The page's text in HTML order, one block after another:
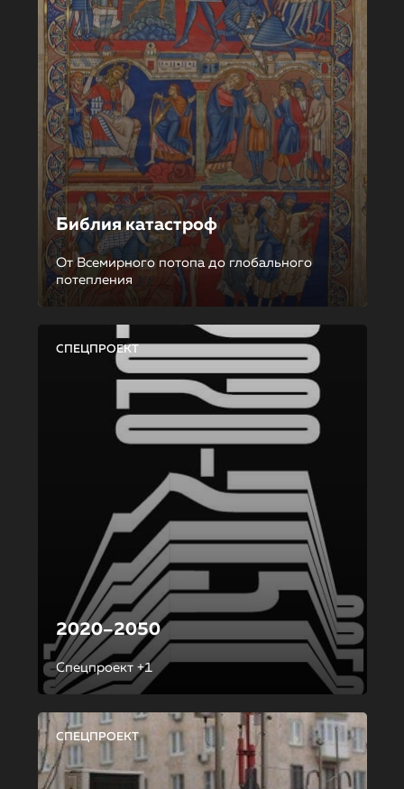
Библия катастроф
От Всемирного потопа до глобального
потепления
СПЕЦПРОЕКТ
2020–2050
Спецпроект +1
СПЕЦПРОЕКТ